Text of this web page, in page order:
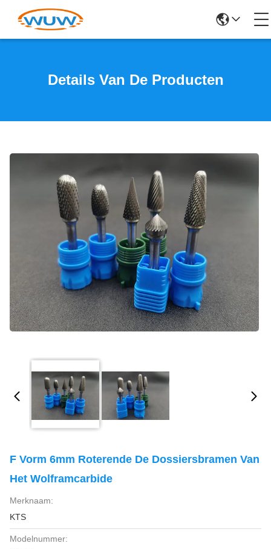
Details Van De Producten
F Vorm 6mm Roterende De Dossiersbramen Van
Het Wolframcarbide
Merknaam:
KTS
Modelnummer: